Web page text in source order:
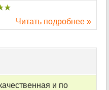
Читать подробнее »
и по